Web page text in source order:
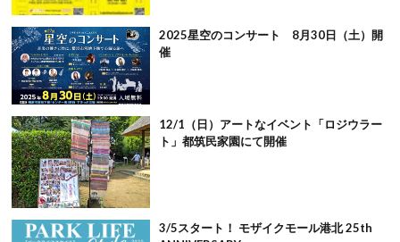
2025星空のコンサート 8月30日（土）開
催
12/1（日）アートなイベント「ロジウラー
ト」都筑民家園にて開催
3/5スタート！ モザイクモール港北 25th